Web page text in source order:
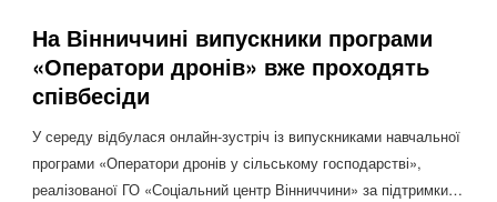
На Вінниччині випускники програми
«Оператори дронів» вже проходять
співбесіди
У середу відбулася онлайн-зустріч із випускниками навчальної
програми «Оператори дронів у сільському господарстві»,
реалізованої ГО «Соціальний центр Вінниччини» за підтримки…